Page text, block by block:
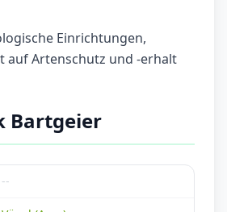
Einrichtungen,
auf Artenschutz und -erhalt
Bartgeier
--